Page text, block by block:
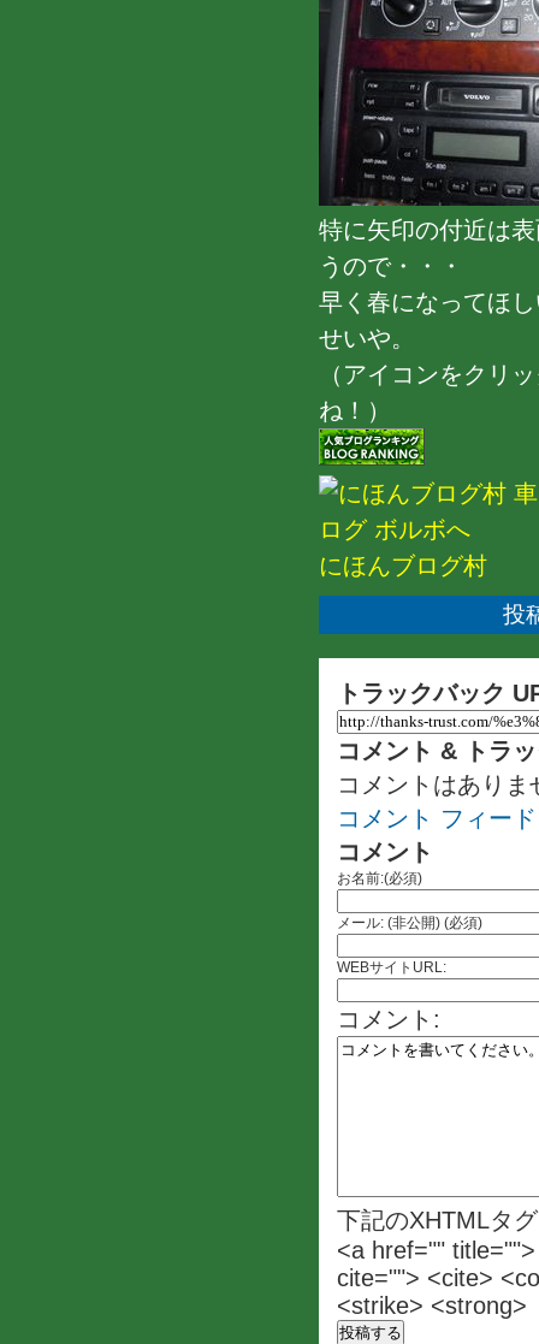
特に矢印の付近は
うので・・・
早く春になってほ
せいや。
（アイコンをクリ
ね！）
にほんブログ村
投
トラックバック
コメント & トラ
コメントはありま
コメント フィード
コメント
お名前:(必須)
メール: (非公開) (必須)
WEBサイトURL:
コメント:
下記のXHTMLタ
<a href=""
cite=""> <cite>
<strike> <strong>